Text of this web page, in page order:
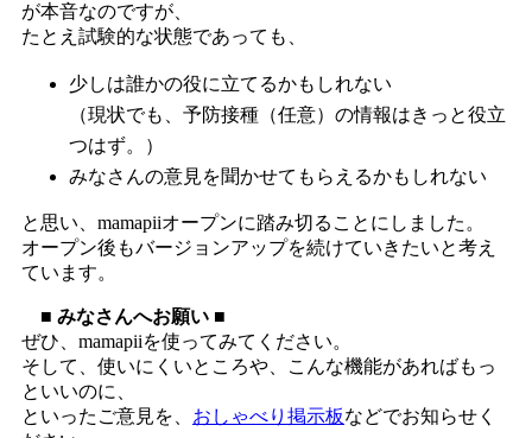
が本音なのですが、
たとえ試験的な状態であっても、
少しは誰かの役に立てるかもしれない
（現状でも、予防接種（任意）の情報はきっと役立
つはず。）
みなさんの意見を聞かせてもらえるかもしれない
と思い、mamapiiオープンに踏み切ることにしました。
オープン後もバージョンアップを続けていきたいと考え
ています。
■ みなさんへお願い ■
ぜひ、mamapiiを使ってみてください。
そして、使いにくいところや、こんな機能があればもっ
といいのに、
といったご意見を、 おしゃべり掲示板などでお知らせく